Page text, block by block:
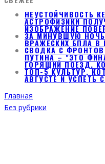
НЕУСТОЙЧИВОСТЬ
АСТРОФИЗИКИ
ИЗОБРАЖЕНИЕ
ЗА МИНУВШУЮ
ВРАЖЕСКИХ БПЛА В
СВОДКА С
ПУТИНА – "ЭТО
ГОРЯЩИЙ ПОЕЗД.
ТОП-5 КУЛЬТУР,
АВГУСТЕ И УСПЕТЬ
Главная
Без рубрики